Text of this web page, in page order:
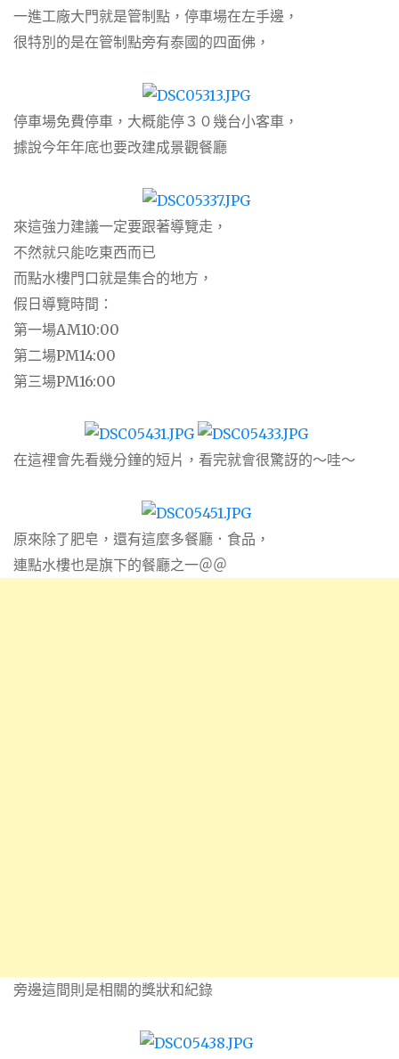
一進工廠大門就是管制點，停車場在左手邊，
很特別的是在管制點旁有泰國的四面佛，
停車場免費停車，大概能停３０幾台小客車，
據說今年年底也要改建成景觀餐廳
來這強力建議一定要跟著導覽走，
不然就只能吃東西而已
而點水樓門口就是集合的地方，
假日導覽時間：
第一場AM10:00
第二場PM14:00
第三場PM16:00
在這裡會先看幾分鐘的短片，看完就會很驚訝的～哇～
原來除了肥皂，還有這麼多餐廳．食品，
連點水樓也是旗下的餐廳之一＠＠
旁邊這間則是相關的獎狀和紀錄